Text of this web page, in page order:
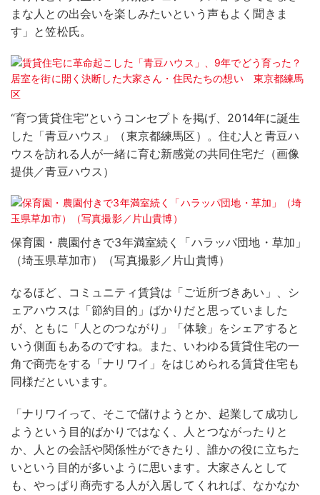
まな人との出会いを楽しみたいという声もよく聞きま
す」と笠松氏。
“育つ賃貸住宅”というコンセプトを掲げ、2014年に誕生
した「青豆ハウス」（東京都練馬区）。住む人と青豆ハ
ウスを訪れる人が一緒に育む新感覚の共同住宅だ（画像
提供／青豆ハウス）
保育園・農園付きで3年満室続く「ハラッパ団地・草加」
（埼玉県草加市）（写真撮影／片山貴博）
なるほど、コミュニティ賃貸は「ご近所づきあい」、シ
ェアハウスは「節約目的」ばかりだと思っていました
が、ともに「人とのつながり」「体験」をシェアすると
いう側面もあるのですね。また、いわゆる賃貸住宅の一
角で商売をする「ナリワイ」をはじめられる賃貸住宅も
同様だといいます。
「ナリワイって、そこで儲けようとか、起業して成功し
ようという目的ばかりではなく、人とつながったりと
か、人との会話や関係性ができたり、誰かの役に立ちた
いという目的が多いように思います。大家さんとして
も、やっぱり商売する人が入居してくれれば、なかなか